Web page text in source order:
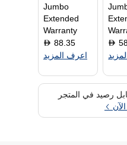
D
Jumbo
Extended
Warranty
D 88.35
اعرف المزيد
رصيد في المتجر